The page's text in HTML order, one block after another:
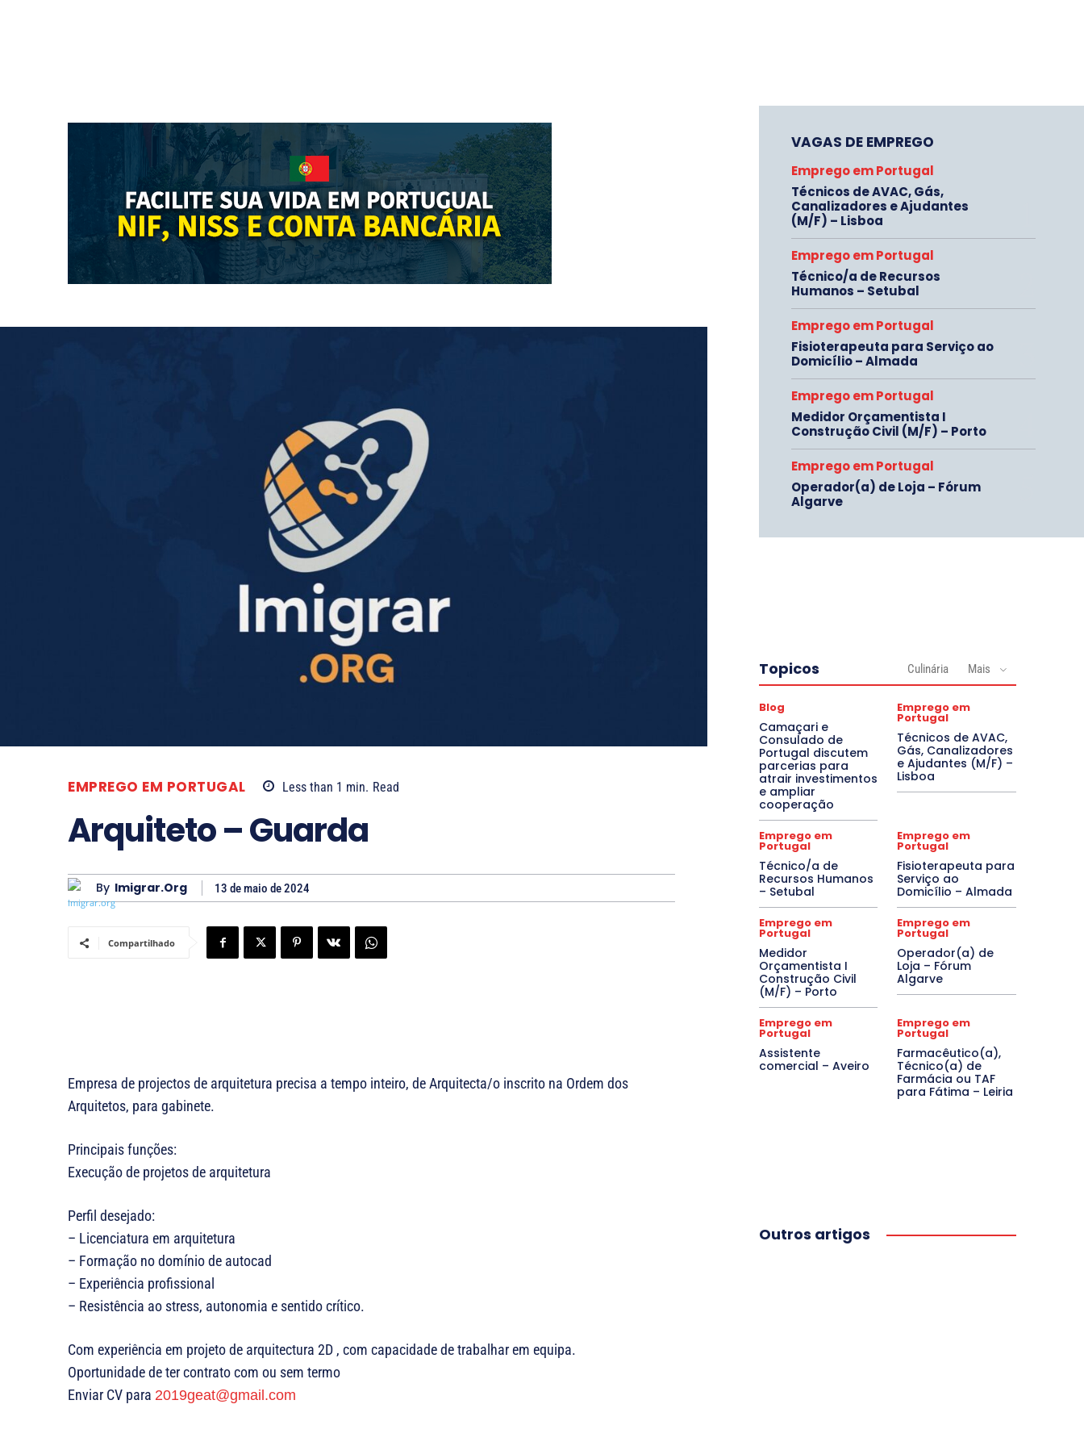
EMPREGO EM PORTUGAL Less than 1 min. Read
Arquiteto – Guarda
By Imigrar.org 13 de maio de 2024
Compartilhado
Empresa de projectos de arquitetura precisa a tempo inteiro, de Arquitecta/o inscrito na Ordem dos
Arquitetos, para gabinete.
Principais funções:
Execução de projetos de arquitetura
Perfil desejado:
– Licenciatura em arquitetura
– Formação no domínio de autocad
– Experiência profissional
– Resistência ao stress, autonomia e sentido crítico.
Com experiência em projeto de arquitectura 2D , com capacidade de trabalhar em equipa.
Oportunidade de ter contrato com ou sem termo
Enviar CV para 2019geat@gmail.com
VAGAS DE EMPREGO
Emprego em Portugal
Técnicos de AVAC, Gás,
Canalizadores e Ajudantes
(M/F) – Lisboa
Emprego em Portugal
Técnico/a de Recursos
Humanos – Setubal
Emprego em Portugal
Fisioterapeuta para Serviço ao
Domicílio – Almada
Emprego em Portugal
Medidor Orçamentista I
Construção Civil (M/F) – Porto
Emprego em Portugal
Operador(a) de Loja – Fórum
Algarve
Topicos Culinária Mais
Blog
Camaçari e
Consulado de
Portugal discutem
parcerias para
atrair investimentos
e ampliar
cooperação
Emprego em
Portugal
Técnicos de AVAC,
Gás, Canalizadores
e Ajudantes (M/F) –
Lisboa
Emprego em
Portugal
Técnico/a de
Recursos Humanos
– Setubal
Emprego em
Portugal
Fisioterapeuta para
Serviço ao
Domicílio – Almada
Emprego em
Portugal
Medidor
Orçamentista I
Construção Civil
(M/F) – Porto
Emprego em
Portugal
Operador(a) de
Loja – Fórum
Algarve
Emprego em
Portugal
Assistente
comercial – Aveiro
Emprego em
Portugal
Farmacêutico(a),
Técnico(a) de
Farmácia ou TAF
para Fátima – Leiria
Outros artigos